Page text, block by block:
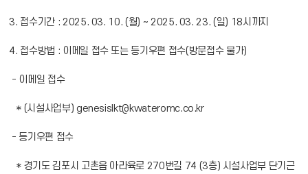
3. 접수기간 : 2025. 03. 10. (월) ~ 2025. 03. 23. (일) 18시까지
4. 접수방법 : 이메일 접수 또는 등기우편 접수(방문접수 불가)
- 이메일 접수
* (시설사업부) genesislkt@kwateromc.co.kr
- 등기우편 접수
* 경기도 김포시 고촌읍 아라육로 270번길 74 (3층) 시설사업부 단기근